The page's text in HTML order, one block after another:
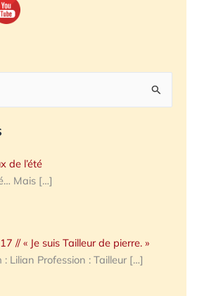
de l’été
Mais […]
// « Je suis Tailleur de pierre. »
: Lilian Profession : Tailleur […]